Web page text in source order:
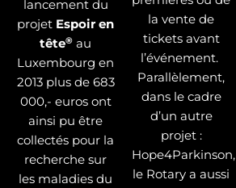
lancement du
projet Espoir en
tête® au
Luxembourg en
2013 plus de 683
000,- euros ont
ainsi pu être
collectés pour la
recherche sur
les maladies du
la vente de
tickets avant
l’événement.
Parallèlement,
dans le cadre
d’un autre
projet :
Hope4Parkinson,
le Rotary a aussi